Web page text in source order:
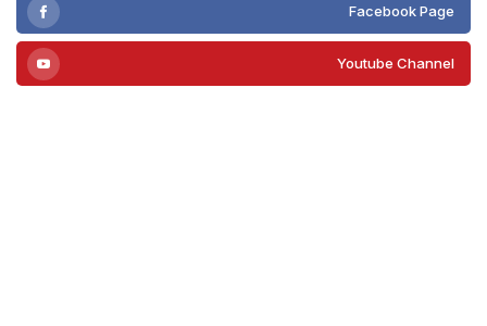
Facebook Page
Youtube Channel